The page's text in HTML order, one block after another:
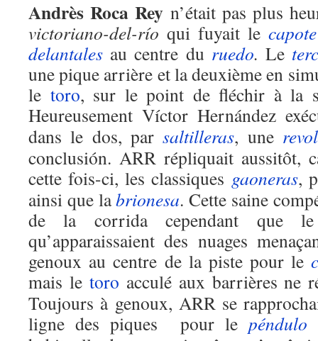
Andrès Roca Rey n’était pas plus
victoriano-del-ríoqui fuyait le capote
delantales au centre du ruedo.Le
une pique arrière et la deuxième en
le toro, sur le point de fléchir à la
Heureusement Víctor Hernández
dans le dos, par saltilleras, une
conclusión. ARR répliquait aussitôt,
cette fois-ci, les classiques gaoneras,
ainsi que labrionesa. Cette saine
de la corrida cependant que
qu’apparaissaient des nuages
genoux au centre de la piste pour le
mais le toro acculé aux barrières ne
Toujours à genoux, ARR se
ligne des piques pour le péndulo